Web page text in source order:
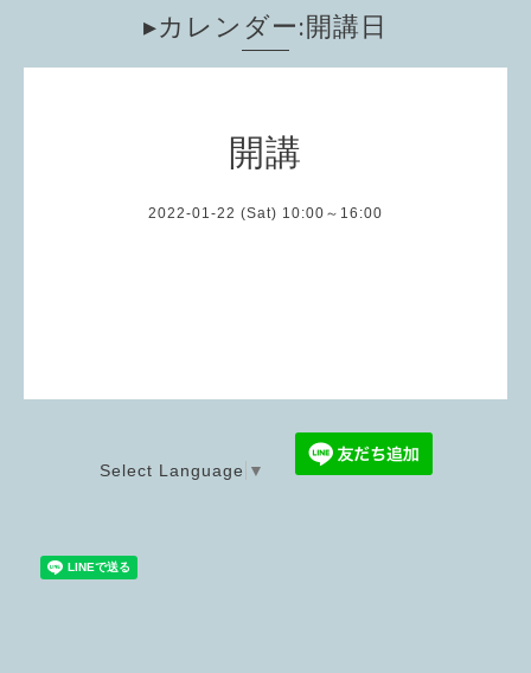
▸カレンダー:開講日
開講
2022-01-22 (Sat) 10:00～16:00
Select Language ▼